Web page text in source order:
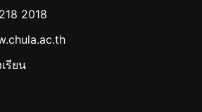
2018
รียน